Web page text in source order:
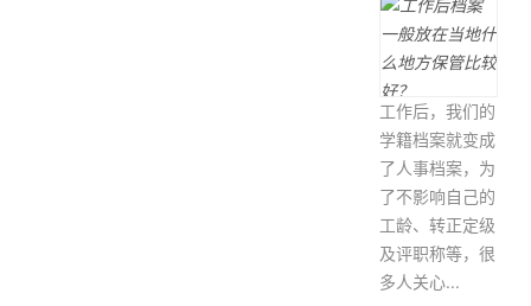
工作后，我们的
学籍档案就变成
了人事档案，为
了不影响自己的
工龄、转正定级
及评职称等，很
多人关心...